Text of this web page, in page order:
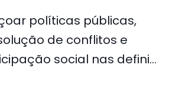
políticas públicas,
de conflitos e
social nas defini...